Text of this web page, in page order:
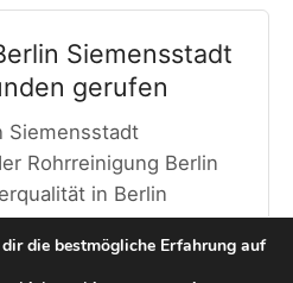
Siemensstadt
gerufen
Siemensstadt
Rohrreinigung Berlin
in Berlin
die bestmögliche Erfahrung auf